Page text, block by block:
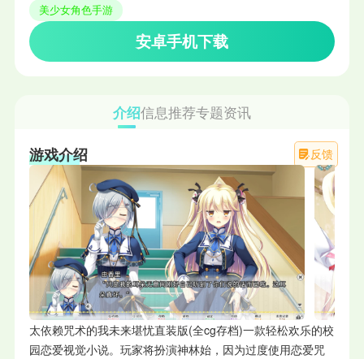
美少女角色手游
安卓手机下载
介绍信息推荐专题资讯
反馈
游戏介绍
太依赖咒术的我未来堪忧直装版(全cg存档)一款轻松欢乐的校
园恋爱视觉小说。玩家将扮演神林始，因为过度使用恋爱咒